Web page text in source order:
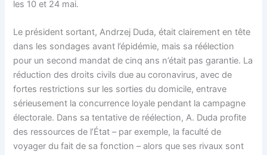
les 10 et 24 mai.
Le président sortant, Andrzej Duda, était clairement en tête
dans les sondages avant l’épidémie, mais sa réélection
pour un second mandat de cinq ans n’était pas garantie. La
réduction des droits civils due au coronavirus, avec de
fortes restrictions sur les sorties du domicile, entrave
sérieusement la concurrence loyale pendant la campagne
électorale. Dans sa tentative de réélection, A. Duda profite
des ressources de l’État – par exemple, la faculté de
voyager du fait de sa fonction – alors que ses rivaux sont